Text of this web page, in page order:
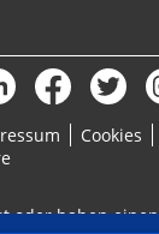
Cookies
oder haben
angeforderten